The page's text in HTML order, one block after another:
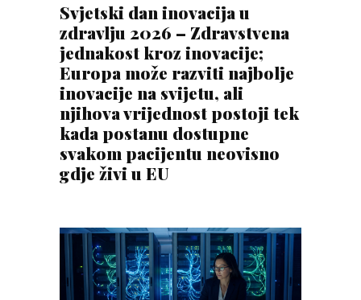
Svjetski dan inovacija u
zdravlju 2026 – Zdravstvena
jednakost kroz inovacije;
Europa može razviti najbolje
inovacije na svijetu, ali
njihova vrijednost postoji tek
kada postanu dostupne
svakom pacijentu neovisno
gdje živi u EU